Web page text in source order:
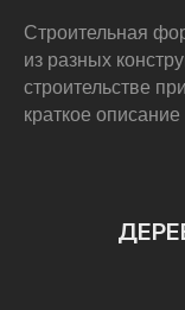
Строительная
из разных
строительстве
краткое